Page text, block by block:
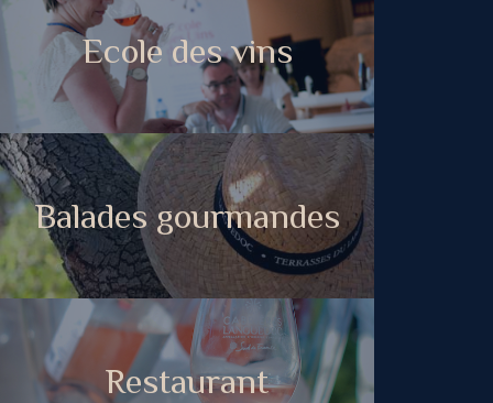
Ecole des vins
Balades gourmandes
Restaurant